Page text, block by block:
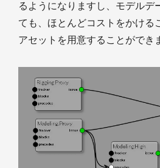
るようになりますし、モデルデ
ても、ほとんどコストをかける
アセットを用意することができ